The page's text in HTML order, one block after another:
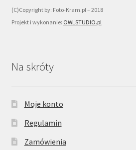
(C)Copyright by: Foto-Kram.pl – 2018
Projekt i wykonanie: OWLSTUDIO.pl
Na skróty
Moje konto
Regulamin
Zamówienia